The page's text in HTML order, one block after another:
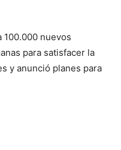
100.000 nuevos
para satisfacer la
y anunció planes para